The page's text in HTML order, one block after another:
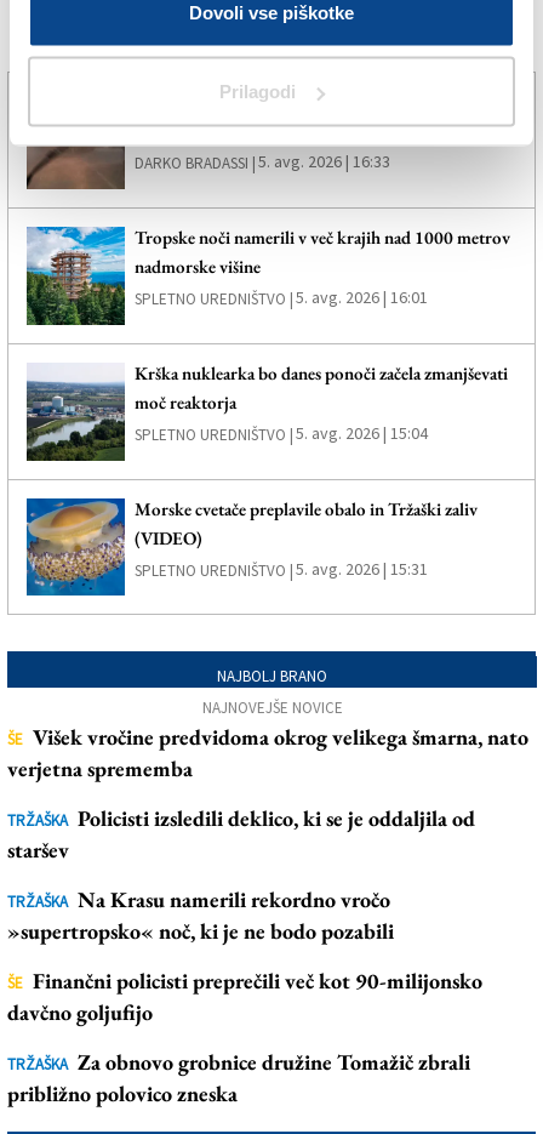
Dovoli vse piškotke
Prilagodi
Več novic
S petkovimi nevihtami se bo vročina zmanjšala le
delno in prehodno
DARKO BRADASSI |5. avg. 2026 | 16:33
Tropske noči namerili v več krajih nad 1000 metrov
nadmorske višine
SPLETNO UREDNIŠTVO |5. avg. 2026 | 16:01
Krška nuklearka bo danes ponoči začela zmanjševati
moč reaktorja
SPLETNO UREDNIŠTVO |5. avg. 2026 | 15:04
Morske cvetače preplavile obalo in Tržaški zaliv
(VIDEO)
SPLETNO UREDNIŠTVO |5. avg. 2026 | 15:31
NAJBOLJ BRANO
NAJNOVEJŠE NOVICE
ŠE Višek vročine predvidoma okrog velikega šmarna, nato
verjetna sprememba
TRŽAŠKA Policisti izsledili deklico, ki se je oddaljila od
staršev
TRŽAŠKA Na Krasu namerili rekordno vročo
»supertropsko« noč, ki je ne bodo pozabili
ŠE Finančni policisti preprečili več kot 90-milijonsko
davčno goljufijo
TRŽAŠKA Za obnovo grobnice družine Tomažič zbrali
približno polovico zneska